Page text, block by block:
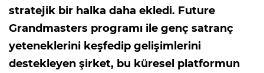
stratejik bir halka daha ekledi. Future
Grandmasters programı ile genç satranç
yeteneklerini keşfedip gelişimlerini
destekleyen şirket, bu küresel platformun